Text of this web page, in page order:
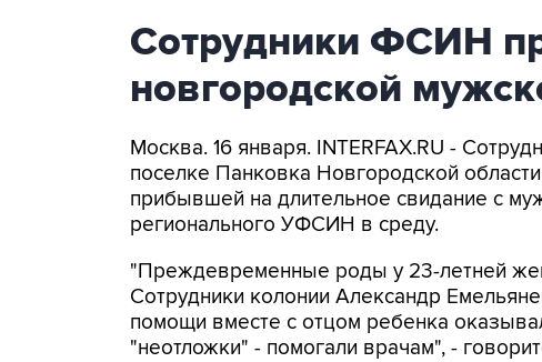
Сотрудники ФСИН
новгородской
Москва. 16 января. INTERFAX.RU -
поселке Панковка Новгородской
прибывшей на длительное свидание с
регионального УФСИН в среду.
"Преждевременные роды у 23-летней
Сотрудники колонии Александр
помощи вместе с отцом ребенка
"неотложки" - помогали врачам", -